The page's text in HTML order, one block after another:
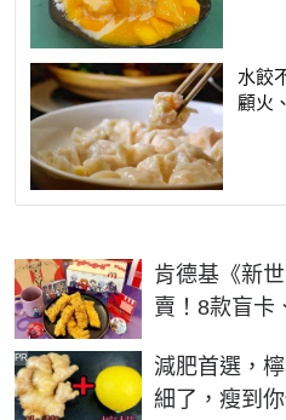
水餃
顧火
肯德基《新
賣！8款盲卡
減肥首選，
細了，瘦到
PR